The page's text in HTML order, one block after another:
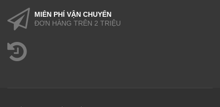
MIỄN PHÍ VẬN CHUYỂN
ĐƠN HÀNG TRÊN 2 TRIỆU